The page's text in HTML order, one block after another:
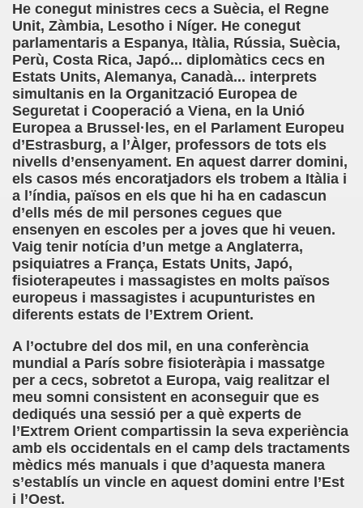
He conegut ministres cecs a Suècia, el Regne
Unit, Zàmbia, Lesotho i Níger. He conegut
parlamentaris a Espanya, Itàlia, Rússia, Suècia,
Perù, Costa Rica, Japó... diplomàtics cecs en
Estats Units, Alemanya, Canadà... interprets
simultanis en la Organització Europea de
Seguretat i Cooperació a Viena, en la Unió
Europea a Brussel·les, en el Parlament Europeu
d’Estrasburg, a l’Àlger, professors de tots els
nivells d’ensenyament. En aquest darrer domini,
els casos més encoratjadors els trobem a Itàlia i
a l’índia, països en els que hi ha en cadascun
d’ells més de mil persones cegues que
ensenyen en escoles per a joves que hi veuen.
Vaig tenir notícia d’un metge a Anglaterra,
psiquiatres a França, Estats Units, Japó,
fisioterapeutes i massagistes en molts països
europeus i massagistes i acupunturistes en
diferents estats de l’Extrem Orient.
A l’octubre del dos mil, en una conferència
mundial a París sobre fisioteràpia i massatge
per a cecs, sobretot a Europa, vaig realitzar el
meu somni consistent en aconseguir que es
dediqués una sessió per a què experts de
l’Extrem Orient compartissin la seva experiència
amb els occidentals en el camp dels tractaments
mèdics més manuals i que d’aquesta manera
s’establís un vincle en aquest domini entre l’Est
i l’Oest.
a la ONCE (María Ferradás Taboada)
- SORIA)